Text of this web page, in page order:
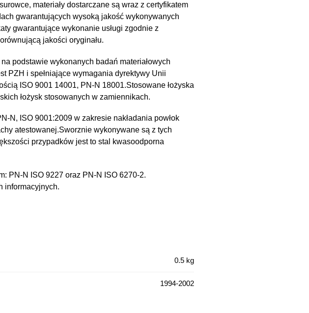
materiały dostarczane są wraz z certyfikatem
gwarantujących wysoką jakość wykonywanych
gwarantujące wykonanie usługi zgodnie z
jakości oryginału.
podstawie wykonanych badań materiałowych
PZH i spełniające wymagania dyrektywy Unii
ISO 9001 14001, PN-N 18001.Stosowane łożyska
łożysk stosowanych w zamiennikach.
N, ISO 9001:2009 w zakresie nakładania powłok
atestowanej.Sworznie wykonywane są z tych
przypadków jest to stal kwasoodporna
PN-N ISO 9227 oraz PN-N ISO 6270-2.
informacyjnych.
0.5 kg
1994-2002